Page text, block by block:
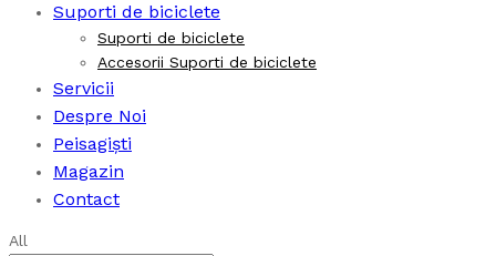
Suporti de biciclete
Suporti de biciclete
Accesorii Suporti de biciclete
Servicii
Despre Noi
Peisagiști
Magazin
Contact
All